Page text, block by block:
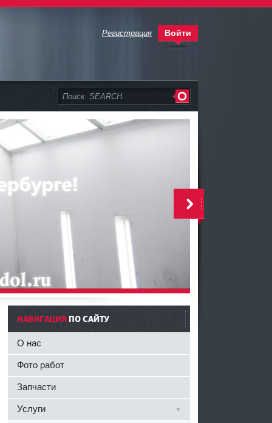
Регистрация Войти
НАВИГАЦИЯПО САЙТУ
О нас
Фото работ
Запчасти
Услуги